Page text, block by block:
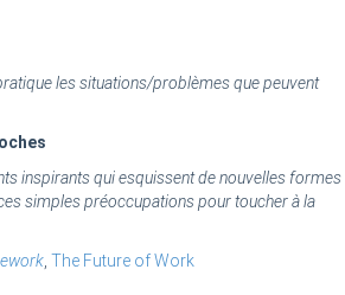
les situations/problèmes que peuvent
inspirants qui esquissent de nouvelles formes
simples préoccupations pour toucher à la
The Future of Work